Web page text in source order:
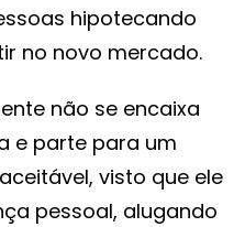
hipotecando
no novo mercado.
não se encaixa
e parte para um
visto que ele
pessoal, alugando